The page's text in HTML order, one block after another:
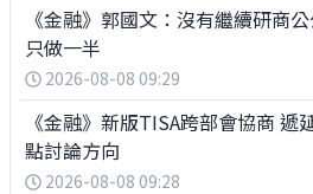
《金融》郭國文：沒有繼續研商
只做一半
2026-08-08 09:29
《金融》新版TISA跨部會協商 遞
點討論方向
2026-08-08 09:28